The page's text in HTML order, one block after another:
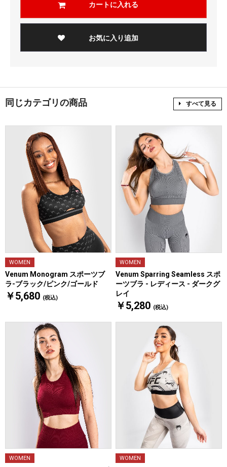
カートに入れる
お気に入り追加
同じカテゴリの商品 すべて見る
WOMEN
Venum Monogram スポーツブ
ラ-ブラック/ピンク/ゴールド
￥5,680 (税込)
WOMEN
Venum Sparring Seamless スポ
ーツブラ - レディース - ダークグ
レイ
￥5,280 (税込)
WOMEN WOMEN